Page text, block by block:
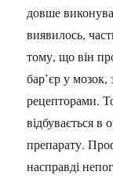
довше
виявилось,
тому, що він
бар’єр у мозок,
рецепторами.
відбувається
препарату.
насправді